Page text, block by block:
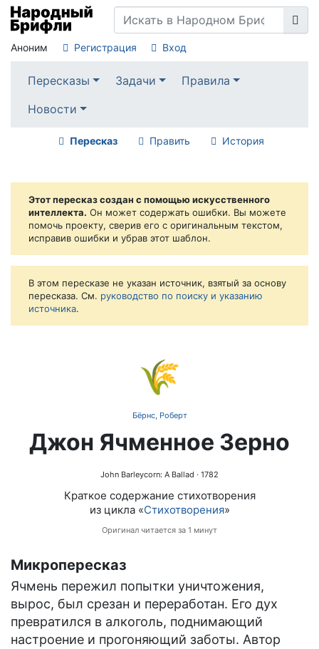
Аноним Регистрация Вход
Пересказы Задачи
Правила
Новости
Пересказ Править История
Этот пересказ создан с помощью искусственного
интеллекта. Он может содержать ошибки. Вы можете
помочь проекту, сверив его с оригинальным текстом,
исправив ошибки и убрав этот шаблон.
В этом пересказе не указан источник, взятый за основу
пересказа. См. руководство по поиску и указанию
источника.
🌾
Бёрнс, Роберт
Джон Ячменное Зерно
John Barleycorn: A Ballad · 1782
Краткое содержание стихотворения
из цикла «Стихотворения»
Оригинал читается за 1 минут
Микропересказ
Ячмень пережил попытки уничтожения,
вырос, был срезан и переработан. Его дух
превратился в алкоголь, поднимающий
настроение и прогоняющий заботы. Автор